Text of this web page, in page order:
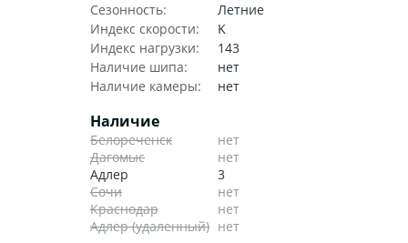
Сезонность:
Летние
Индекс скорости:
K
Индекс нагрузки:
143
Наличие шипа:
нет
Наличие камеры:
нет
Наличие
Белореченск
нет
Дагомыс
нет
Адлер
3
Сочи
нет
Краснодар
нет
Адлер (удаленный) нет